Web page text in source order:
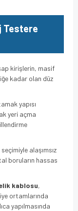
Testere
kirişlerin, masif
kadar olan düz
yapısı
yeri açma
alaşımsız
boruların hassas
kablosu,
ortamlarında
yapılmasında